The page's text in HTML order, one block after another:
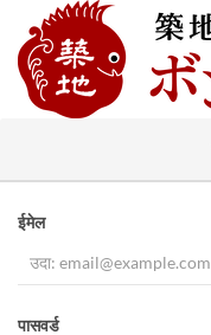
ईमेल
पासवर्ड